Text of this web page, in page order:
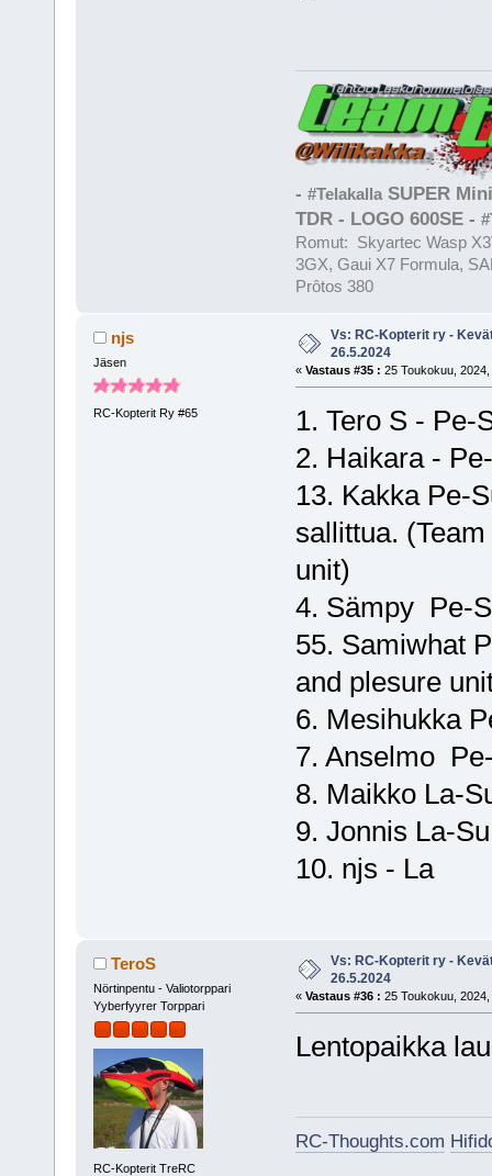
- #TelakallaSUPER
TDR - LOGO 600SE -
Romut: Skyartec Wasp
3GX, Gaui X7 Formula,
Prôtos 380
njs
Jäsen
RC-Kopterit Ry #65
Vs: RC-Kopterit ry -
26.5.2024
« Vastaus #35 : 25 Toukokuu,
1. Tero S - Pe-
2. Haikara -
13. Kakka Pe-
sallittua.
unit)
4. Sämpy Pe-
55. Samiwhat
and plesure
6. Mesihukka
7. Anselmo
8. Maikko La-
9. Jonnis La-
10. njs - La
TeroS
Nörtinpentu - Valiotorppari
Yyberfyyrer Torppari
RC-Kopterit TreRC
Vs: RC-Kopterit ry -
26.5.2024
« Vastaus #36 : 25 Toukokuu,
Lentopaikka
RC-Thoughts.com